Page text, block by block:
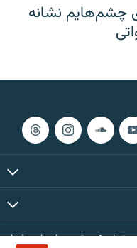
چشم‌هایم نشانه
کپی‌رایت، برای رادیو فردا